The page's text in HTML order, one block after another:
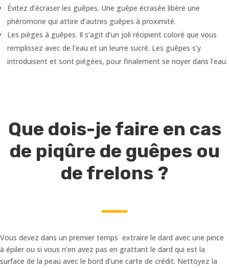
Évitez d’écraser les guêpes. Une guêpe écrasée libère une
phéromone qui attire d’autres guêpes à proximité.
Les pièges à guêpes. Il s’agit d’un joli récipient coloré que vous
remplissez avec de l’eau et un leurre sucré. Les guêpes s’y
introduisent et sont piégées, pour finalement se noyer dans l’eau.
Que dois-je faire en cas
de piqûre de guêpes ou
de frelons ?
Vous devez dans un premier temps extraire le dard avec une pince
à épiler ou si vous n’en avez pas en grattant le dard qui est la
surface de la peau avec le bord d’une carte de crédit. Nettoyez la